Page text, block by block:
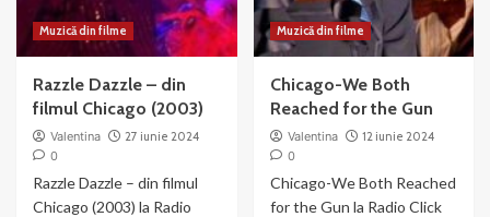
Muzică din filme
Razzle Dazzle – din
filmul Chicago (2003)
Valentina
27 iunie 2024
0
Razzle Dazzle – din filmul
Chicago (2003) la Radio
Muzică din filme
Chicago-We Both
Reached for the Gun
Valentina
12 iunie 2024
0
Chicago-We Both Reached
for the Gun la Radio Click